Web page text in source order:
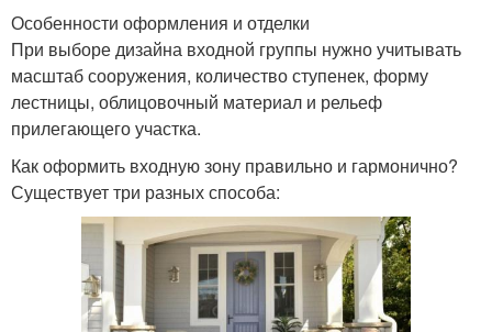
Особенности оформления и отделки
При выборе дизайна входной группы нужно учитывать
масштаб сооружения, количество ступенек, форму
лестницы, облицовочный материал и рельеф
прилегающего участка.
Как оформить входную зону правильно и гармонично?
Существует три разных способа: